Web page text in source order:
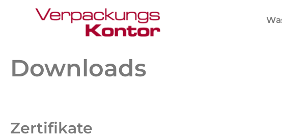
Downloads
Zertifikate